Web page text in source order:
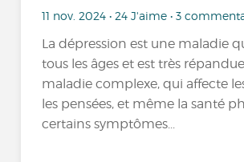
11 nov. 2024 • 24 J'aime • 3
La dépression est une maladie
tous les âges et est très
maladie complexe, qui affecte
les pensées, et même la santé
certains symptômes...